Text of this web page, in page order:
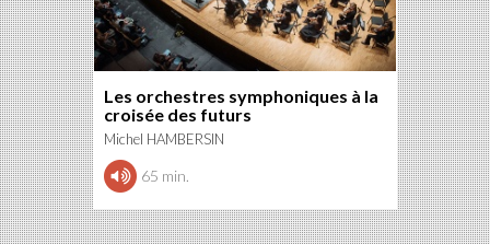
Les orchestres symphoniques à la
croisée des futurs
Michel HAMBERSIN
65 min.